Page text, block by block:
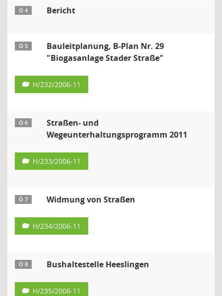
Ö 4 Bericht
Ö 5
Bauleitplanung, B-Plan Nr. 29
"Biogasanlage Stader Straße"
H/232/2006-11
Ö 6
Straßen- und
Wegeunterhaltungsprogramm 2011
H/233/2006-11
Ö 7 Widmung von Straßen
H/234/2006-11
Ö 8 Bushaltestelle Heeslingen
H/235/2006-11